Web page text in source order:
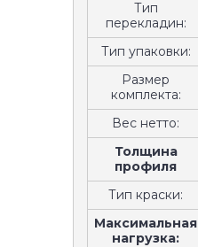
Тип
перекладин:
Тип упаковки:
Размер
комплекта:
Вес нетто:
Толщина
профиля
Тип краски:
Максимальная
нагрузка: